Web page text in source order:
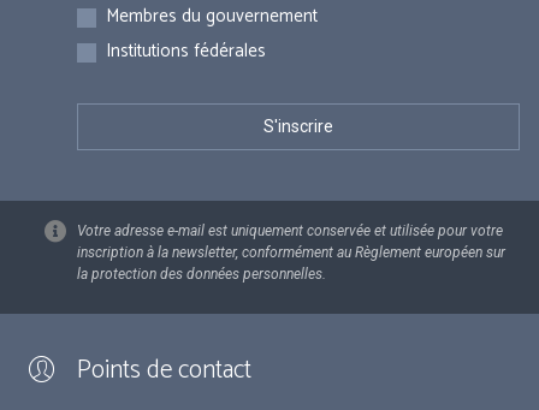
Membres du gouvernement
Institutions fédérales
Votre adresse e-mail est uniquement conservée et utilisée pour votre
inscription à la newsletter, conformément au Règlement européen sur
la protection des données personnelles.
Points de contact